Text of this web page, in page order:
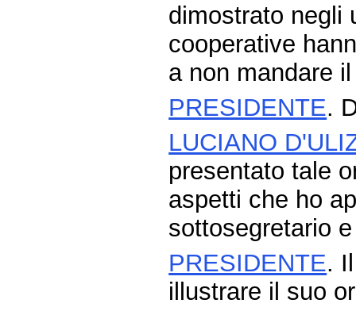
dimostrato negli
cooperative
a non mandare
PRESIDENTE.
LUCIANO
presentato tale
aspetti che ho
sottosegretario
PRESIDENTE.
illustrare il suo